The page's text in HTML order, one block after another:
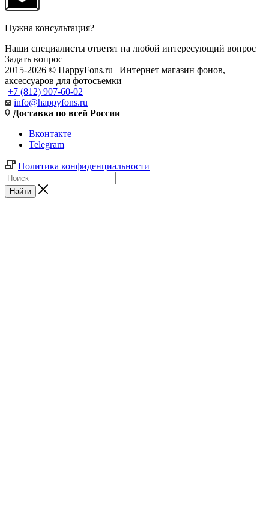
Нужна консультация?
Наши специалисты ответят на любой интересующий вопрос
Задать вопрос
2015-2026 © HappyFons.ru | Интернет магазин фонов,
аксессуаров для фотосъемки
+7 (812) 907-60-02
info@happyfons.ru
Доставка по всей России
Вконтакте
Telegram
Политика конфиденциальности
Найти